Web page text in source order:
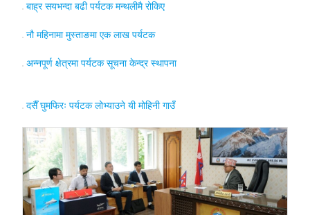
बाह्र सयभन्दा बढी पर्यटक मन्थलीमै रोकिए
नौ महिनामा मुस्ताङमा एक लाख पर्यटक
अन्नपूर्ण क्षेत्रमा पर्यटक सूचना केन्द्र स्थापना
दसैँ घुमफिरः पर्यटक लोभ्याउने यी मोहिनी गाउँ